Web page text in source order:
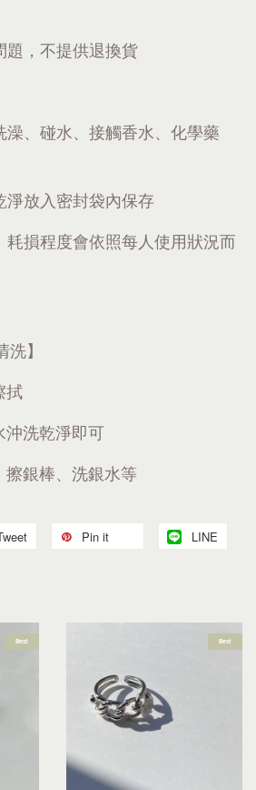
，不提供退換貨
、碰水、接觸香水、化學藥
放入密封袋內保存
損程度會依照每人使用狀況而
洗】
拭
洗乾淨即可
擦銀棒、洗銀水等
Pin it LINE
Best Best